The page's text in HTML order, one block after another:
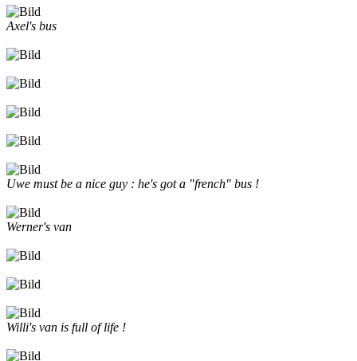
Axel's bus
Uwe must be a nice guy : he's got a "french" bus !
Werner's van
Willi's van is full of life !